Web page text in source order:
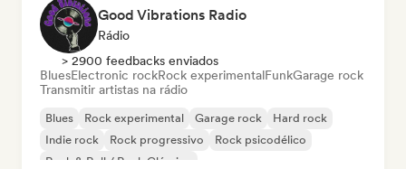
Good Vibrations Radio
Rádio
> 2900 feedbacks enviados
BluesElectronic rockRock experimentalFunkGarage rock
Transmitir artistas na rádio
Blues Rock experimental Garage rock
Hard rock
Indie rock
Rock progressivo
Rock psicodélico
Rock & Roll / Rock Clássico